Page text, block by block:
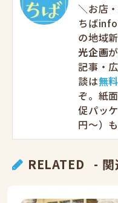
＼お店
ちば
の地域
光企画
記事・
談は無
ぞ。紙
促パッ
円〜）
RELATED - 関